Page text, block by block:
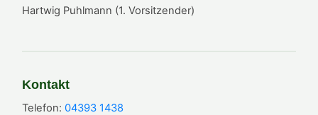
Hartwig Puhlmann (1. Vorsitzender)
Kontakt
Telefon: 04393 1438